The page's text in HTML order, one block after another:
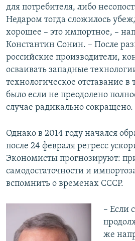
для потребителя, либо
Недаром тогда сложилось
хорошее – это импортное, –
Константин Сонин. – После
российские производители,
осваивать западные
технологическое отставание в
было если не преодолено
случае радикально сокращено.
Однако в 2014 году начался
после 24 февраля регресс
Экономисты прогнозируют:
самодостаточности и
вспомнить о временах СССР.
– Если
же